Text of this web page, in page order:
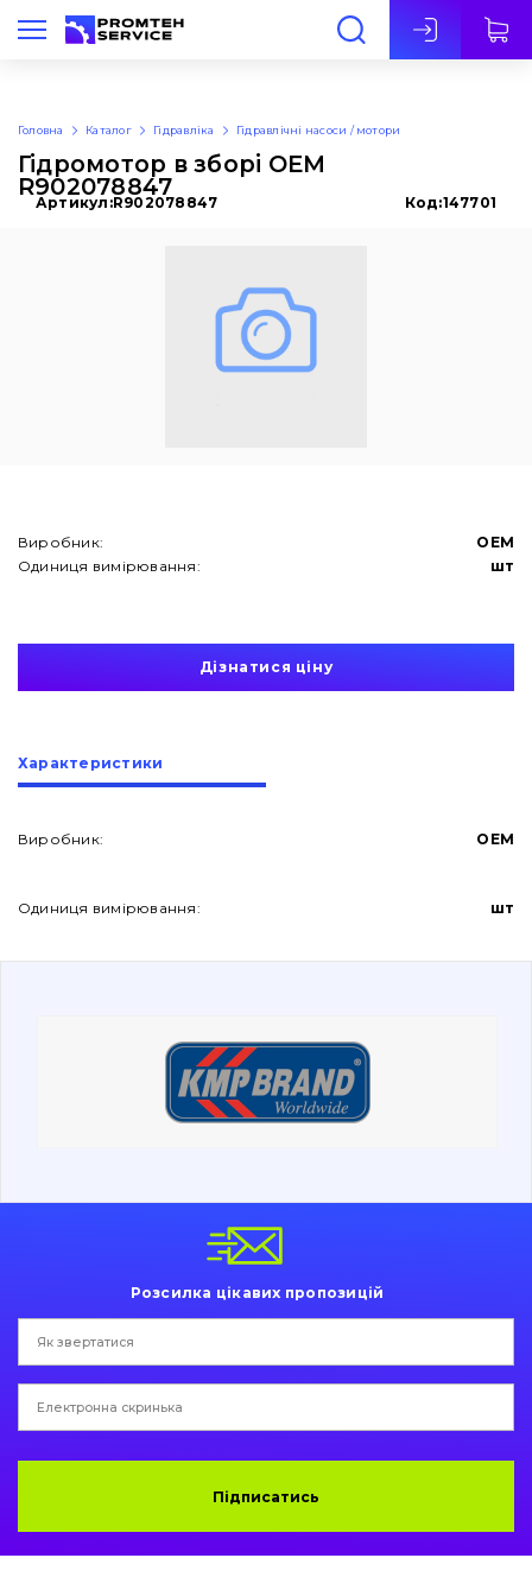
Укр
Про нас
Контакти
Вакансії
Коронки, зуби, адаптери, пальці, фіксатори
Подушки амортизаційні
Пальці та Втулки
написати
листа
зателефонувати
Головна Каталог Гідравліка Гідравлічні насоси / мотори
Гідромотор в зборі OEM
R902078847
Артикул:R902078847 Код:147701
Виробник:
OEM
Одиниця вимірювання:
шт
Дізнатися ціну
Характеристики
Виробник: OEM
Одиниця вимірювання: шт
Розсилка цікавих пропозицій
Підписатись